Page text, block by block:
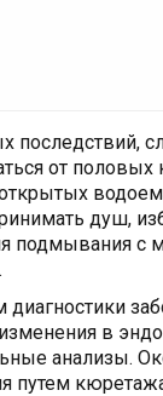
последствий,
от половых
душ,
подмывания
в
анализы.
путем